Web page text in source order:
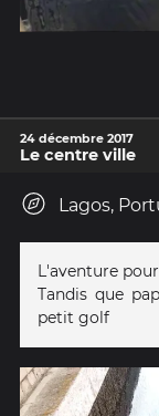
24 décembre 2017
Le centre ville
Lagos,
L'aventure
Tandis que
petit golf